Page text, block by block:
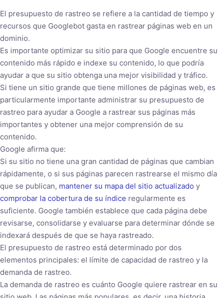
El presupuesto de rastreo se refiere a la cantidad de tiempo y
recursos que Googlebot gasta en rastrear páginas web en un
dominio.
Es importante optimizar su sitio para que Google encuentre su
contenido más rápido e indexe su contenido, lo que podría
ayudar a que su sitio obtenga una mejor visibilidad y tráfico.
Si tiene un sitio grande que tiene millones de páginas web, es
particularmente importante administrar su presupuesto de
rastreo para ayudar a Google a rastrear sus páginas más
importantes y obtener una mejor comprensión de su
contenido.
Google afirma que:
Si su sitio no tiene una gran cantidad de páginas que cambian
rápidamente, o si sus páginas parecen rastrearse el mismo día
que se publican, mantener su mapa del sitio actualizado y
comprobar la cobertura de su índice regularmente es
suficiente. Google también establece que cada página debe
revisarse, consolidarse y evaluarse para determinar dónde se
indexará después de que se haya rastreado.
El presupuesto de rastreo está determinado por dos
elementos principales: el límite de capacidad de rastreo y la
demanda de rastreo.
La demanda de rastreo es cuánto Google quiere rastrear en su